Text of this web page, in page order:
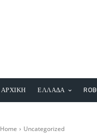
ΑΡΧΙΚΗ ΕΛΛΑΔΑ
Home Uncategorized